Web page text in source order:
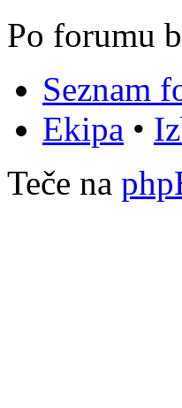
Po forumu
Seznam
Ekipa •
Teče na